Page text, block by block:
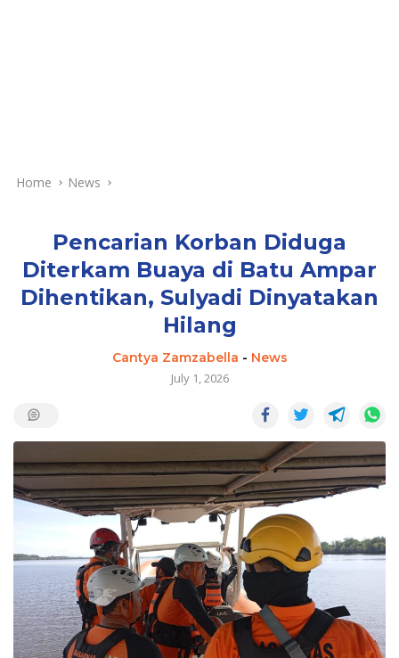
Home News
Pencarian Korban Diduga
Diterkam Buaya di Batu Ampar
Dihentikan, Sulyadi Dinyatakan
Hilang
Cantya Zamzabella - News
July 1, 2026